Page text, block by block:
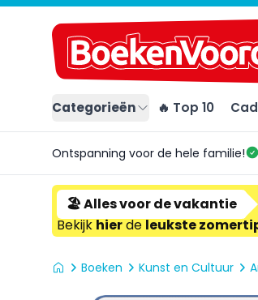
Categorieën 🔥 Top 10
Ontspanning voor de hele familie!
🏖️ Alles voor de vakantie
Bekijkhierdeleukste
Boeken Kunst en Cultuur